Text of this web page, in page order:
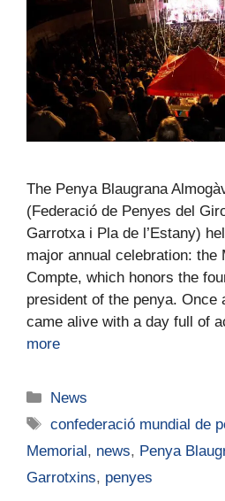
The Penya Blaugrana
(Federació de Penyes del
Garrotxa i Pla de l’Estany)
major annual celebration: the
Compte, which honors the
president of the penya. Once
came alive with a day full of
more
News
confederació mundial de
Memorial , news, Penya
Garrotxins, penyes